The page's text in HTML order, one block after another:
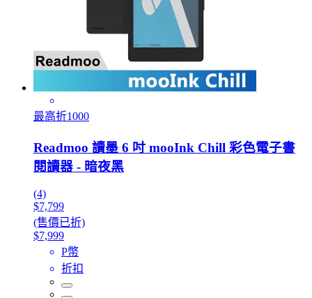
最高折1000
Readmoo 讀墨 6 吋 mooInk Chill 彩色電子書
閱讀器 - 暗夜黑
(4)
$7,799
(售價已折)
$7,999
P幣
折扣